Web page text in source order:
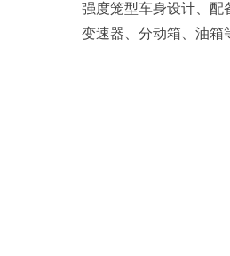
强度笼型车身设计、配
变速器、分动箱、油箱